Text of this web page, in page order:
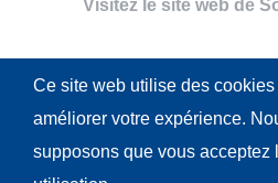
Visitez le site web de
© Copyright2026 | Tous droits
Mentions légales|Politique
Ce site web utilise des cookies
améliorer votre expérience.
supposons que vous acceptez